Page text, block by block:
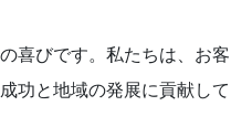
喜びです。私たちは、お客
功と地域の発展に貢献して